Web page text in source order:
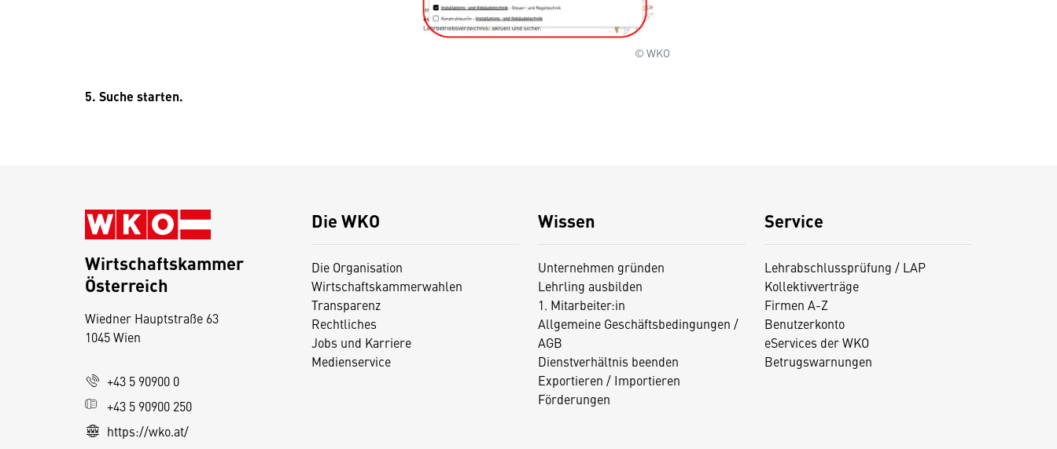
© WKO
5. Suche starten.
Die WKO
Die Organisation
Wirtschaftskammerwahlen
Transparenz
Rechtliches
Jobs und Karriere
Medienservice
Wissen
Unternehmen gründen
Lehrling ausbilden
1. Mitarbeiter:in
Allgemeine Geschäftsbedingungen /
AGB
Dienstverhältnis beenden
Exportieren / Importieren
Förderungen
Service
Lehrabschlussprüfung / LAP
Kollektivverträge
Firmen A-Z
Benutzerkonto
eServices der WKO
Betrugswarnungen
Wirtschaftskammer
Österreich
Wiedner Hauptstraße 63
1045 Wien
+43 5 90900 0
+43 5 90900 250
https://wko.at/